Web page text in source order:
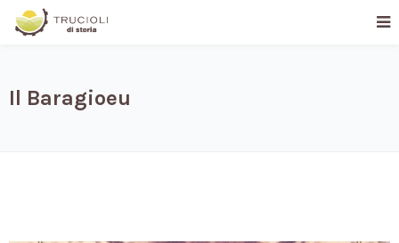
Il Baragioeu